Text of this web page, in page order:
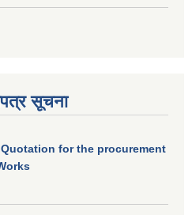
सूचना
for the procurement